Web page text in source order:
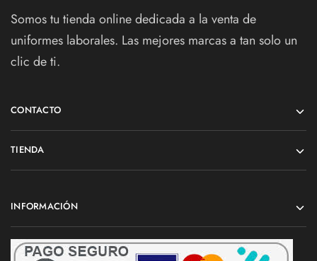
Somos tu tienda online dedicada a la venta de
uniformes laborales. Las mejores marcas a tan solo un
clic de ti.
CONTACTO
TIENDA
INFORMACIÓN